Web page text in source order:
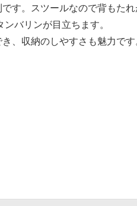
す。スツールなので背もた
バリンが目立ちます。
、収納のしやすさも魅力です